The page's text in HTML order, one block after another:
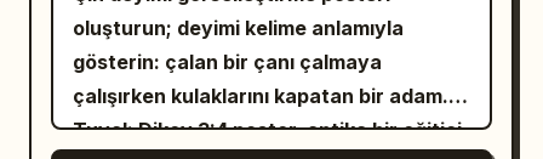
kameraya bakmak için dönüyor. Kırmızı
ve siyah yarış tarzı üniforma; direksiyon,
gösterge ve koltuk yapıları net; vücut ile
ekipman arasında kırpılma (clipping)
olmadan doğru fiziksel etkileşim. 4. Kare:
hale geliyor ve etraflarındaki her detay
hayat buluyor. Kalabalık arka planda
bulanık ve önemsiz bir şekilde kalırken,
ikisi şemsiyenin altında durup sessiz,
büyülü bir bağ paylaşıyorlar. Sahne
oluşturun; deyimi kelime anlamıyla
gösterin: çalan bir çanı çalmaya
çalışırken kulaklarını kapatan bir adam.
Tuval: Dikey 3:4 poster, antika bir eğitici